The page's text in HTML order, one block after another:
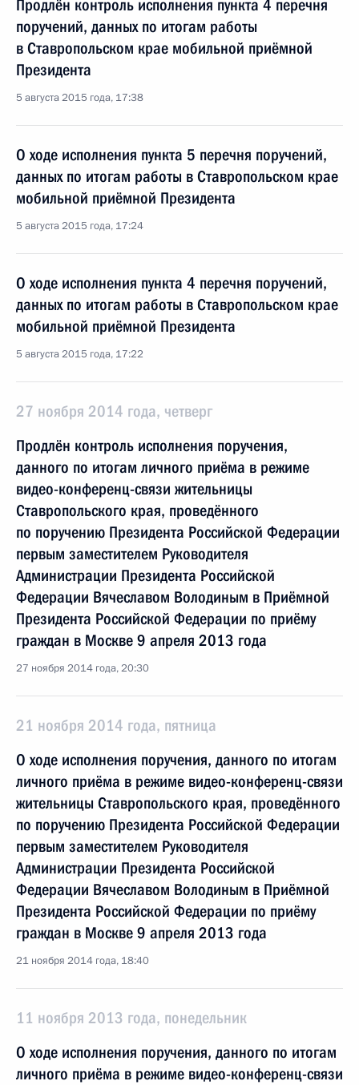
Продлён контроль исполнения пункта 4 перечня
поручений, данных по итогам работы
в Ставропольском крае мобильной приёмной
Президента
5 августа 2015 года, 17:38
О ходе исполнения пункта 5 перечня поручений,
данных по итогам работы в Ставропольском крае
мобильной приёмной Президента
5 августа 2015 года, 17:24
О ходе исполнения пункта 4 перечня поручений,
данных по итогам работы в Ставропольском крае
мобильной приёмной Президента
5 августа 2015 года, 17:22
27 ноября 2014 года, четверг
Продлён контроль исполнения поручения,
данного по итогам личного приёма в режиме
видео-конференц-связи жительницы
Ставропольского края, проведённого
по поручению Президента Российской Федерации
первым заместителем Руководителя
Администрации Президента Российской
Федерации Вячеславом Володиным в Приёмной
Президента Российской Федерации по приёму
граждан в Москве 9 апреля 2013 года
27 ноября 2014 года, 20:30
21 ноября 2014 года, пятница
О ходе исполнения поручения, данного по итогам
личного приёма в режиме видео-конференц-связи
жительницы Ставропольского края, проведённого
по поручению Президента Российской Федерации
первым заместителем Руководителя
Администрации Президента Российской
Федерации Вячеславом Володиным в Приёмной
Президента Российской Федерации по приёму
граждан в Москве 9 апреля 2013 года
21 ноября 2014 года, 18:40
11 ноября 2013 года, понедельник
О ходе исполнения поручения, данного по итогам
личного приёма в режиме видео-конференц-связи